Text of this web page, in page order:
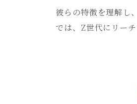
彼らの特徴を理解し
では、Z世代にリー